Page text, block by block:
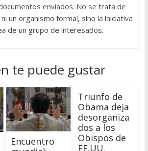
enviados. No se trata de
un organismo formal, sino la iniciativa
de un grupo de interesados.
te puede gustar
Encuentro
Triunfo de
Obama deja
desorganiza
dos a los
Obispos de
EE.UU.